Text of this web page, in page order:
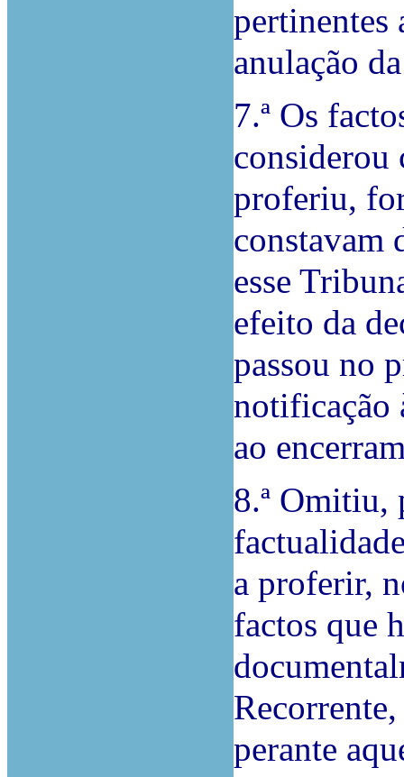
pertinentes
anulação
7.ª Os
considerou
proferiu,
constavam
esse
efeito da
passou no
notificação
ao
8.ª Omitiu,
a proferir,
factos que
perante